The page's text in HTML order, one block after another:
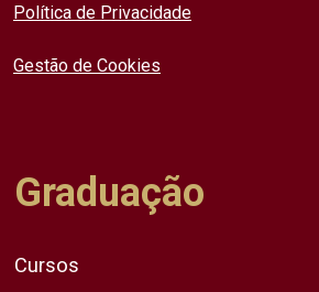
Política de Privacidade
Gestão de Cookies
Graduação
Cursos